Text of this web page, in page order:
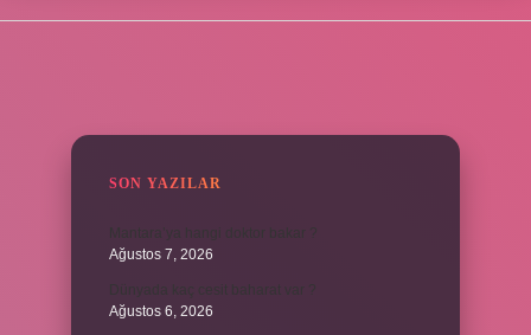
SON YAZILAR
Mantara’ya hangi doktor bakar ?
Ağustos 7, 2026
Dünyada kaç cesit baharat var ?
Ağustos 6, 2026